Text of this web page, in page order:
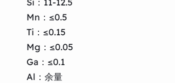
Mn：≤0.5
Ti：≤0.15
Mg：≤0.05
Ga：≤0.1
Al：余量